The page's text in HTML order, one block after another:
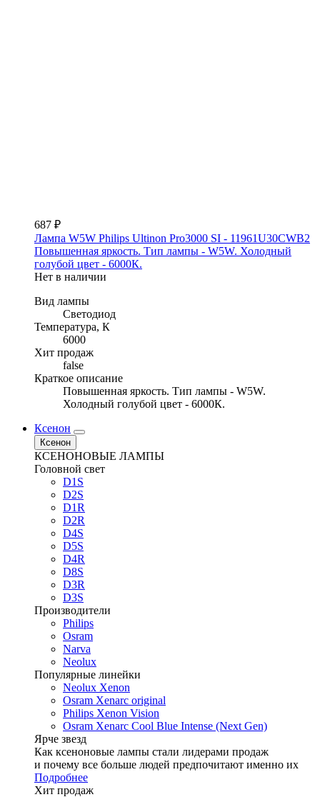
687 ₽
Лампа W5W Philips Ultinon Pro3000 SI - 11961U30CWB2
Повышенная яркость. Тип лампы - W5W. Холодный
голубой цвет - 6000К.
Нет в наличии
Вид лампы
Светодиод
Температура, К
6000
Хит продаж
false
Краткое описание
Повышенная яркость. Тип лампы - W5W.
Холодный голубой цвет - 6000К.
Ксенон
Ксенон
КСЕНОНОВЫЕ ЛАМПЫ
Головной свет
D1S
D2S
D1R
D2R
D4S
D5S
D4R
D8S
D3R
D3S
Производители
Philips
Osram
Narva
Neolux
Популярные линейки
Neolux Xenon
Osram Xenarc original
Philips Xenon Vision
Osram Xenarc Cool Blue Intense (Next Gen)
Ярче звезд
Как ксеноновые лампы стали лидерами продаж
и почему все больше людей предпочитают именно их
Подробнее
Хит продаж